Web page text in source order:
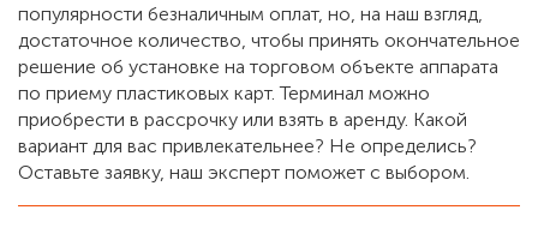
популярности безналичным оплат, но, на наш взгляд,
достаточное количество, чтобы принять окончательное
решение об установке на торговом объекте аппарата
по приему пластиковых карт. Терминал можно
приобрести в рассрочку или взять в аренду. Какой
вариант для вас привлекательнее? Не определись?
Оставьте заявку, наш эксперт поможет с выбором.